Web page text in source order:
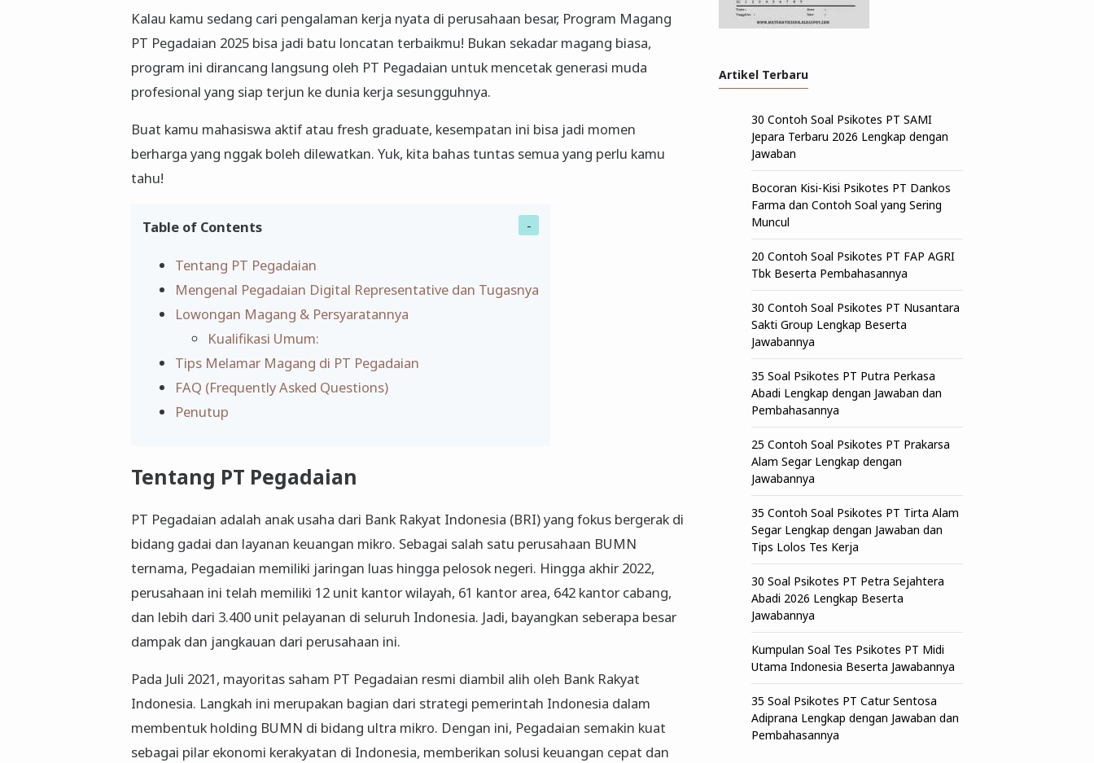
Kalau kamu sedang cari pengalaman kerja nyata di perusahaan besar, Program Magang
PT Pegadaian 2025 bisa jadi batu loncatan terbaikmu! Bukan sekadar magang biasa,
program ini dirancang langsung oleh PT Pegadaian untuk mencetak generasi muda
profesional yang siap terjun ke dunia kerja sesungguhnya.
Buat kamu mahasiswa aktif atau fresh graduate, kesempatan ini bisa jadi momen
berharga yang nggak boleh dilewatkan. Yuk, kita bahas tuntas semua yang perlu kamu
tahu!
Table of Contents
Tentang PT Pegadaian
Mengenal Pegadaian Digital Representative dan Tugasnya
Lowongan Magang & Persyaratannya
Kualifikasi Umum:
Tips Melamar Magang di PT Pegadaian
FAQ (Frequently Asked Questions)
Penutup
Tentang PT Pegadaian
PT Pegadaian adalah anak usaha dari Bank Rakyat Indonesia (BRI) yang fokus bergerak di
bidang gadai dan layanan keuangan mikro. Sebagai salah satu perusahaan BUMN
ternama, Pegadaian memiliki jaringan luas hingga pelosok negeri. Hingga akhir 2022,
perusahaan ini telah memiliki 12 unit kantor wilayah, 61 kantor area, 642 kantor cabang,
dan lebih dari 3.400 unit pelayanan di seluruh Indonesia. Jadi, bayangkan seberapa besar
dampak dan jangkauan dari perusahaan ini.
Pada Juli 2021, mayoritas saham PT Pegadaian resmi diambil alih oleh Bank Rakyat
Indonesia. Langkah ini merupakan bagian dari strategi pemerintah Indonesia dalam
membentuk holding BUMN di bidang ultra mikro. Dengan ini, Pegadaian semakin kuat
sebagai pilar ekonomi kerakyatan di Indonesia, memberikan solusi keuangan cepat dan
Artikel Terbaru
30 Contoh Soal Psikotes PT SAMI
Jepara Terbaru 2026 Lengkap dengan
Jawaban
Bocoran Kisi-Kisi Psikotes PT Dankos
Farma dan Contoh Soal yang Sering
Muncul
20 Contoh Soal Psikotes PT FAP AGRI
Tbk Beserta Pembahasannya
30 Contoh Soal Psikotes PT Nusantara
Sakti Group Lengkap Beserta
Jawabannya
35 Soal Psikotes PT Putra Perkasa
Abadi Lengkap dengan Jawaban dan
Pembahasannya
25 Contoh Soal Psikotes PT Prakarsa
Alam Segar Lengkap dengan
Jawabannya
35 Contoh Soal Psikotes PT Tirta Alam
Segar Lengkap dengan Jawaban dan
Tips Lolos Tes Kerja
30 Soal Psikotes PT Petra Sejahtera
Abadi 2026 Lengkap Beserta
Jawabannya
Kumpulan Soal Tes Psikotes PT Midi
Utama Indonesia Beserta Jawabannya
35 Soal Psikotes PT Catur Sentosa
Adiprana Lengkap dengan Jawaban dan
Pembahasannya